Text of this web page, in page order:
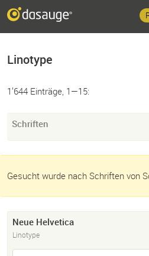
Linotype
1’644 Einträge, 1—15:
Schriften
Gesucht wurde nach Schriften von
Neue Helvetica
Linotype